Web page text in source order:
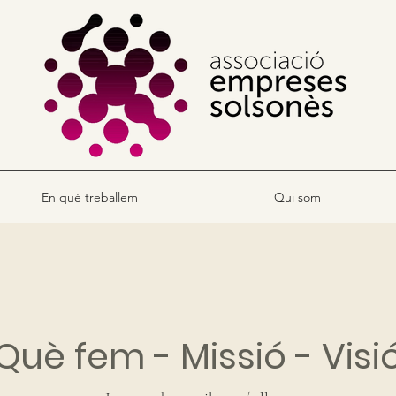
En què treballem Qui som
fem - Missió -